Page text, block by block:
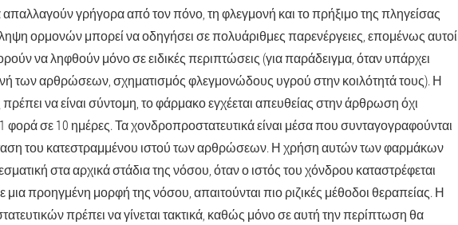
απαλλαγούν γρήγορα από τον πόνο, τη φλεγμονή και το πρήξιμο της πληγείσας
ορμονών μπορεί να οδηγήσει σε πολυάριθμες παρενέργειες, επομένως αυτοί
να ληφθούν μόνο σε ειδικές περιπτώσεις (για παράδειγμα, όταν υπάρχει
των αρθρώσεων, σχηματισμός φλεγμονώδους υγρού στην κοιλότητά τους). Η
να είναι σύντομη, το φάρμακο εγχέεται απευθείας στην άρθρωση όχι
φορά σε 10 ημέρες. Τα χονδροπροστατευτικά είναι μέσα που συνταγογραφούνται
του κατεστραμμένου ιστού των αρθρώσεων. Η χρήση αυτών των φαρμάκων
στα αρχικά στάδια της νόσου, όταν ο ιστός του χόνδρου καταστρέφεται
προηγμένη μορφή της νόσου, απαιτούνται πιο ριζικές μέθοδοι θεραπείας. Η
πρέπει να γίνεται τακτικά, καθώς μόνο σε αυτή την περίπτωση θα